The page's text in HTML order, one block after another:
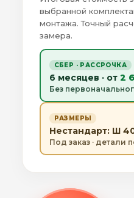
выбранной
монтажа. Точный
замера.
СБЕР · РАССРОЧКА
6 месяцев · от 2
Без
РАЗМЕРЫ
Нестандарт: Ш
Под заказ · детали